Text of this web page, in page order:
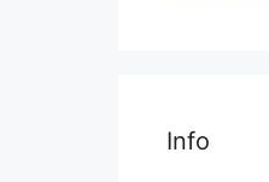
Info